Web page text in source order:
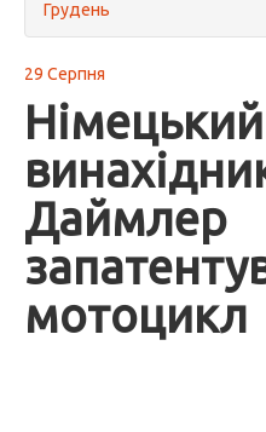
Грудень
29 Серпня
Німецький
Даймлер
мотоцикл